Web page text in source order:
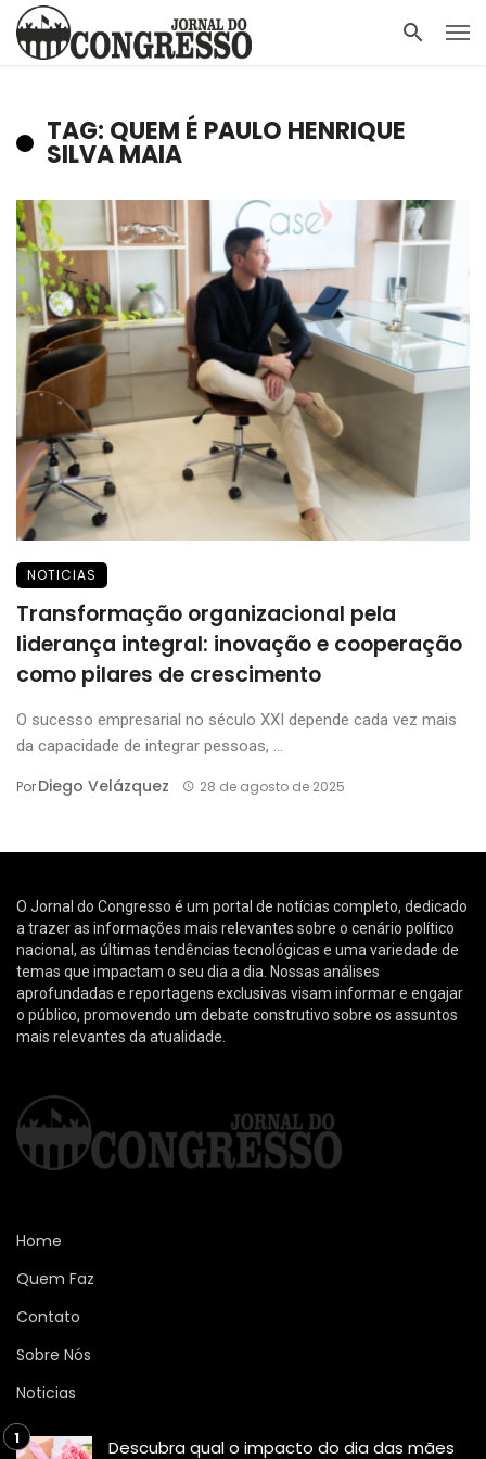
TAG: QUEM É PAULO HENRIQUE
SILVA MAIA
NOTICIAS
Transformação organizacional pela
liderança integral: inovação e cooperação
como pilares de crescimento
O sucesso empresarial no século XXI depende cada vez mais
da capacidade de integrar pessoas, ...
PorDiego Velázquez 28 de agosto de 2025
O Jornal do Congresso é um portal de notícias completo, dedicado
a trazer as informações mais relevantes sobre o cenário político
nacional, as últimas tendências tecnológicas e uma variedade de
temas que impactam o seu dia a dia. Nossas análises
aprofundadas e reportagens exclusivas visam informar e engajar
o público, promovendo um debate construtivo sobre os assuntos
mais relevantes da atualidade.
Home
Quem Faz
Contato
Sobre Nós
Noticias
Descubra qual o impacto do dia das mães